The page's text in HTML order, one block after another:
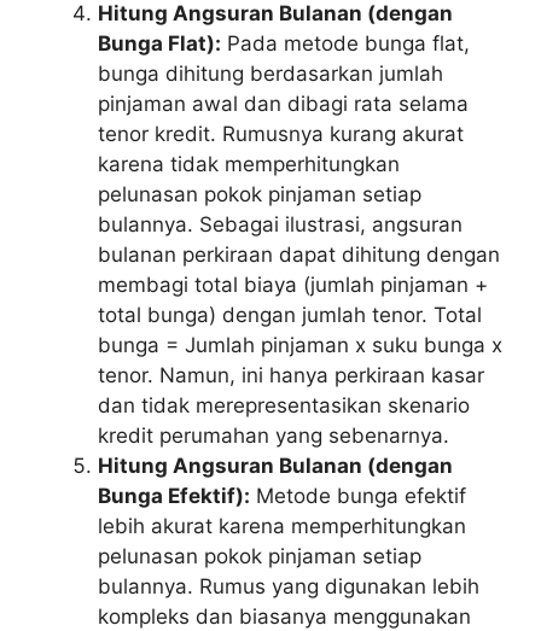
Hitung Angsuran Bulanan (dengan
Bunga Flat): Pada metode bunga flat,
bunga dihitung berdasarkan jumlah
pinjaman awal dan dibagi rata selama
tenor kredit. Rumusnya kurang akurat
karena tidak memperhitungkan
pelunasan pokok pinjaman setiap
bulannya. Sebagai ilustrasi, angsuran
bulanan perkiraan dapat dihitung dengan
membagi total biaya (jumlah pinjaman +
total bunga) dengan jumlah tenor. Total
bunga = Jumlah pinjaman x suku bunga x
tenor. Namun, ini hanya perkiraan kasar
dan tidak merepresentasikan skenario
kredit perumahan yang sebenarnya.
Hitung Angsuran Bulanan (dengan
Bunga Efektif): Metode bunga efektif
lebih akurat karena memperhitungkan
pelunasan pokok pinjaman setiap
bulannya. Rumus yang digunakan lebih
kompleks dan biasanya menggunakan